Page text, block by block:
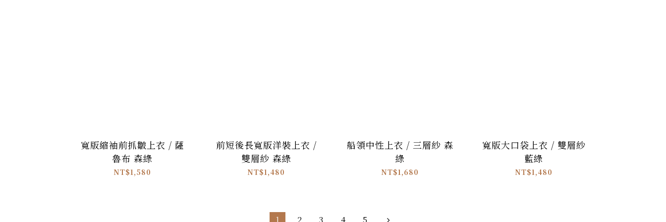
寬版縮袖前抓皺上衣 / 薩
魯布 森綠
NT$1,580
前短後長寬版洋裝上衣 /
雙層紗 森綠
NT$1,480
船領中性上衣 / 三層紗 森
綠
NT$1,680
寬版大口袋上衣 / 雙層紗
藍綠
NT$1,480
1 2 3 4 5